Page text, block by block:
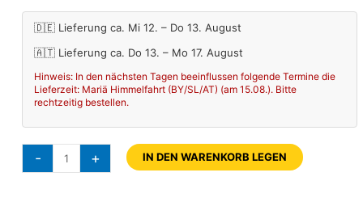
🇩🇪 Lieferung ca. Mi 12. – Do 13. August
🇦🇹 Lieferung ca. Do 13. – Mo 17. August
Hinweis: In den nächsten Tagen beeinflussen folgende Termine die
Lieferzeit: Mariä Himmelfahrt (BY/SL/AT) (am 15.08.). Bitte
rechtzeitig bestellen.
- + IN DEN WARENKORB LEGEN